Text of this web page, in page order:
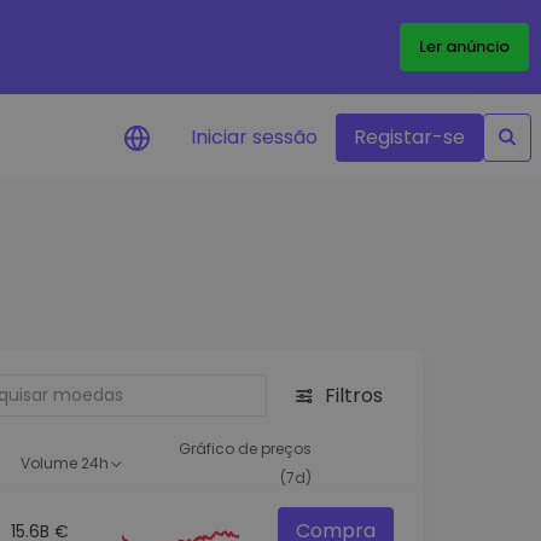
Ler anúncio
investimento
Ideias inteligentes para um
desempenho ótimo
Iniciar sessão Registar-se
Filtros
Volume 24h
Gráfico de preços
(7d)
15.6B € Compra